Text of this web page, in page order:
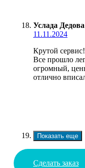
Услада Дедова
11.11.2024
Крутой
Все прошло
огромный,
отлично
Показать еще
Сделать заказ